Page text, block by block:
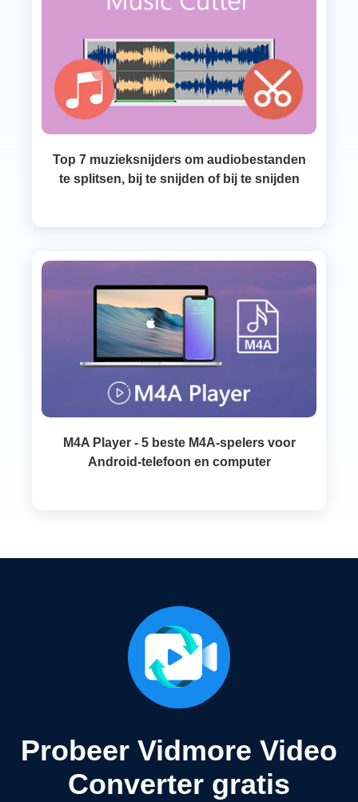
Top 7 muzieksnijders om audiobestanden
te splitsen, bij te snijden of bij te snijden
M4A Player - 5 beste M4A-spelers voor
Android-telefoon en computer
Probeer Vidmore Video
Converter gratis